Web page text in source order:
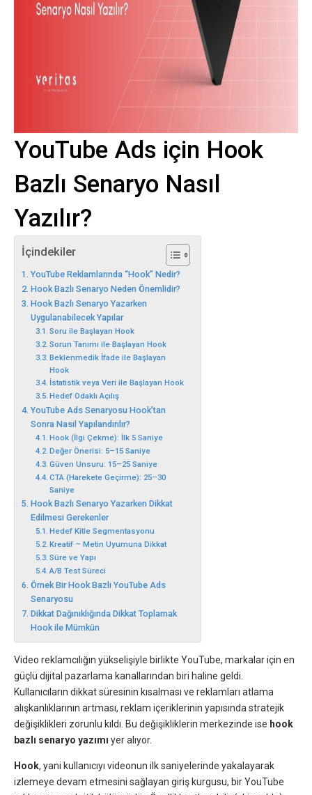
YouTube Ads için Hook
Bazlı Senaryo Nasıl
Yazılır?
İçindekiler
YouTube Reklamlarında “Hook” Nedir?
Hook Bazlı Senaryo Neden Önemlidir?
Hook Bazlı Senaryo Yazarken
Uygulanabilecek Yapılar
Soru ile Başlayan Hook
Sorun Tanımı ile Başlayan Hook
Beklenmedik İfade ile Başlayan
Hook
İstatistik veya Veri ile Başlayan Hook
Hedef Odaklı Açılış
YouTube Ads Senaryosu Hook’tan
Sonra Nasıl Yapılandırılır?
Hook (İlgi Çekme): İlk 5 Saniye
Değer Önerisi: 5–15 Saniye
Güven Unsuru: 15–25 Saniye
CTA (Harekete Geçirme): 25–30
Saniye
Hook Bazlı Senaryo Yazarken Dikkat
Edilmesi Gerekenler
Hedef Kitle Segmentasyonu
Kreatif – Metin Uyumuna Dikkat
Süre ve Yapı
A/B Test Süreci
Örnek Bir Hook Bazlı YouTube Ads
Senaryosu
Dikkat Dağınıklığında Dikkat Toplamak
Hook ile Mümkün
Video reklamcılığın yükselişiyle birlikte YouTube, markalar için en
güçlü dijital pazarlama kanallarından biri haline geldi.
Kullanıcıların dikkat süresinin kısalması ve reklamları atlama
alışkanlıklarının artması, reklam içeriklerinin yapısında stratejik
değişiklikleri zorunlu kıldı. Bu değişikliklerin merkezinde ise hook
bazlı senaryo yazımı yer alıyor.
Hook, yani kullanıcıyı videonun ilk saniyelerinde yakalayarak
izlemeye devam etmesini sağlayan giriş kurgusu, bir YouTube